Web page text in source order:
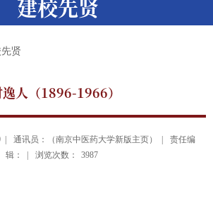
建校先贤
贤
逸人（1896-1966）
通讯员：（南京中医药大学新版主页） |
责任编
辑： |
浏览次数： 3987